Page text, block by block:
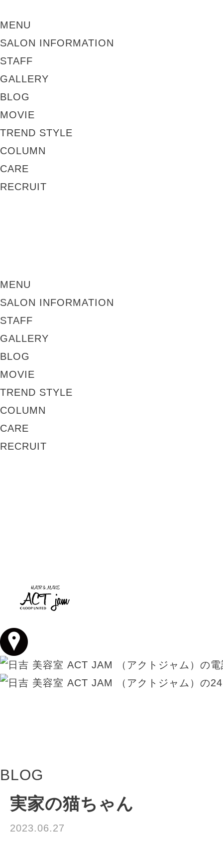
MENU
SALON INFORMATION
STAFF
GALLERY
BLOG
MOVIE
TREND STYLE
COLUMN
CARE
RECRUIT
MENU
SALON INFORMATION
STAFF
GALLERY
BLOG
MOVIE
TREND STYLE
COLUMN
CARE
RECRUIT
BLOG
実家の猫ちゃん
2023.06.27